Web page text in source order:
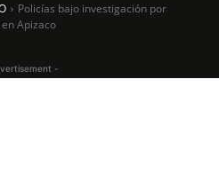
Policías bajo investigación por
Apizaco
-